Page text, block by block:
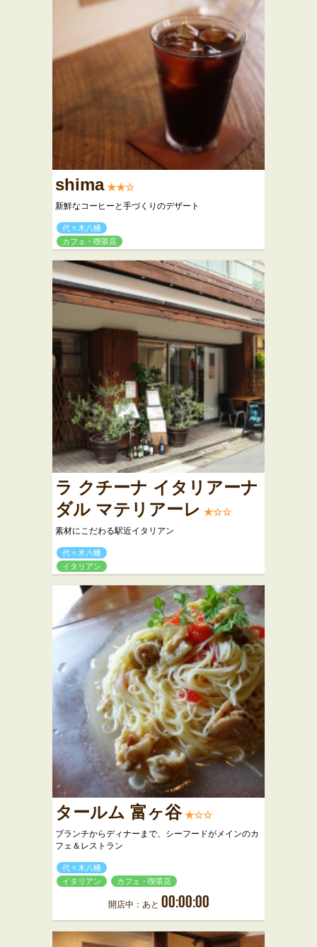
shima ★★☆
新鮮なコーヒーと手づくりのデザート
代々木八幡
カフェ・喫茶店
ラ クチーナ イタリアーナ
ダル マテリアーレ ★☆☆
素材にこだわる駅近イタリアン
代々木八幡
イタリアン
タールム 富ヶ谷 ★☆☆
ブランチからディナーまで、シーフードがメインのカ
フェ＆レストラン
代々木八幡
イタリアン
カフェ・喫茶店
開店中：あと 00:00:00